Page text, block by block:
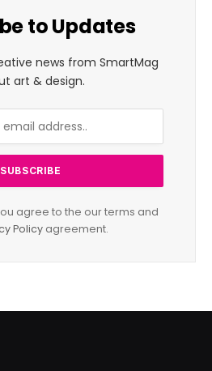
to Updates
news from SmartMag
art & design.
agree to the our terms and
Policy agreement.